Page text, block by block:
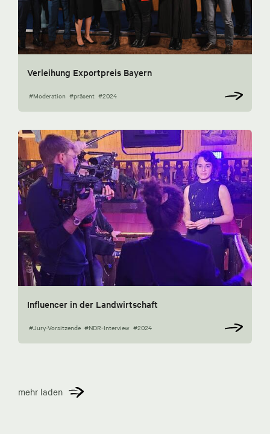
Verleihung Exportpreis Bayern
#Moderation #präsent #2024
Influencer in der Landwirtschaft
#Jury-Vorsitzende #NDR-Interview #2024
mehr laden